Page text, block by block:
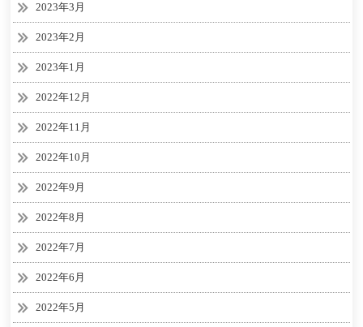
2023年3月
2023年2月
2023年1月
2022年12月
2022年11月
2022年10月
2022年9月
2022年8月
2022年7月
2022年6月
2022年5月